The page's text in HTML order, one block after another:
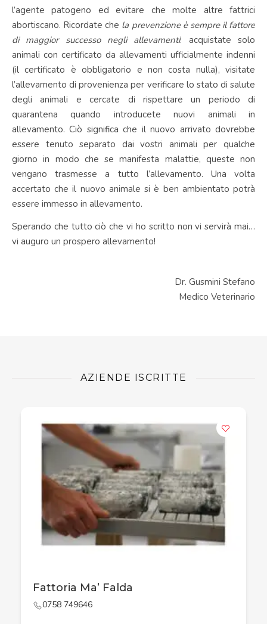
l’agente patogeno ed evitare che molte altre fattrici
abortiscano. Ricordate che la prevenzione è sempre il fattore
di maggior successo negli allevamenti: acquistate solo
animali con certificato da allevamenti ufficialmente indenni
(il certificato è obbligatorio e non costa nulla), visitate
l’allevamento di provenienza per verificare lo stato di salute
degli animali e cercate di rispettare un periodo di
quarantena quando introducete nuovi animali in
allevamento. Ciò significa che il nuovo arrivato dovrebbe
essere tenuto separato dai vostri animali per qualche
giorno in modo che se manifesta malattie, queste non
vengano trasmesse a tutto l’allevamento. Una volta
accertato che il nuovo animale si è ben ambientato potrà
essere immesso in allevamento.
Sperando che tutto ciò che vi ho scritto non vi servirà mai…
vi auguro un prospero allevamento!
Dr. Gusmini Stefano
Medico Veterinario
AZIENDE ISCRITTE
Fattoria Ma’ Falda
0758 749646